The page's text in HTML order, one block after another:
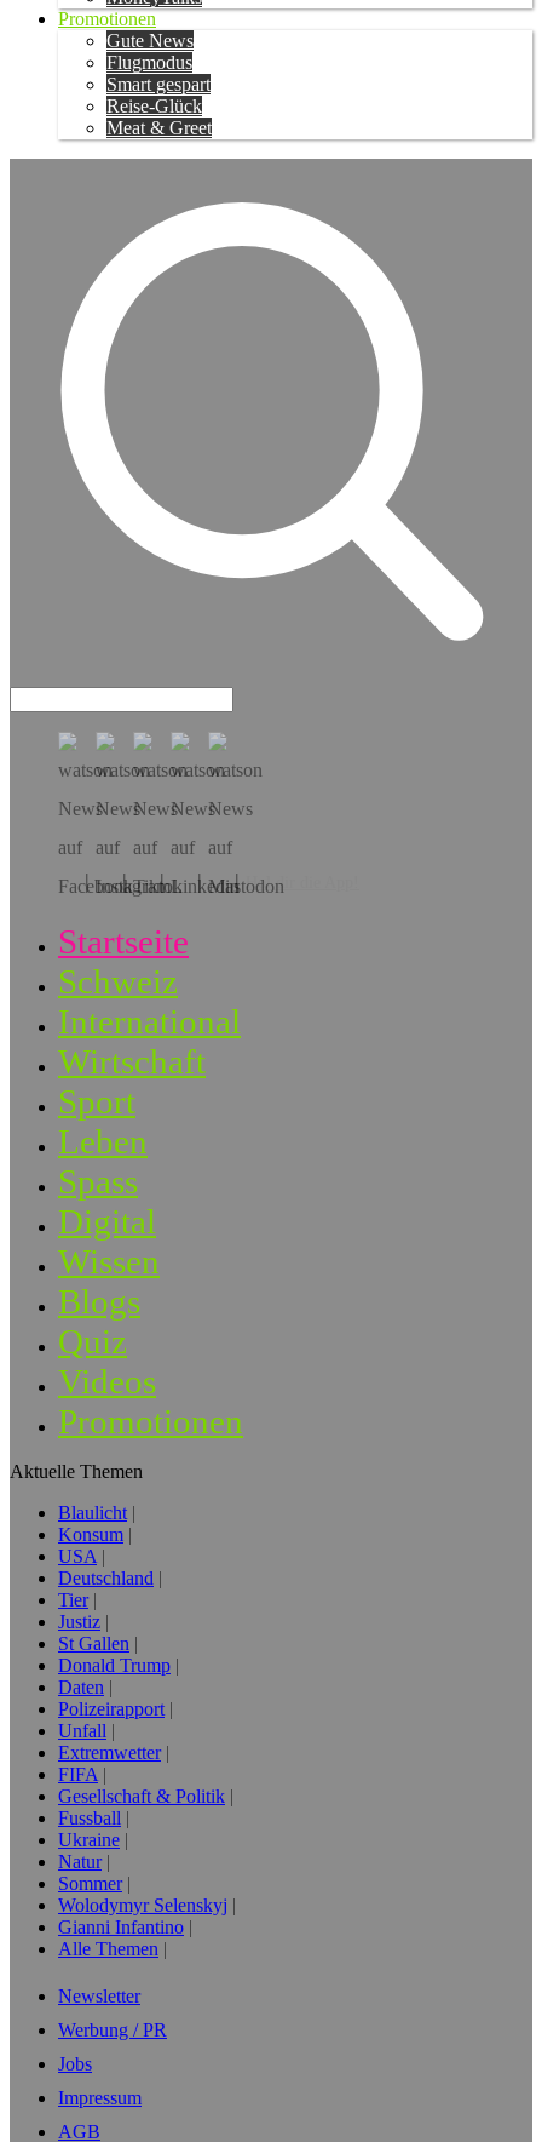
Promotionen
Gute News
Flugmodus
Smart gespart
Reise-Glück
Meat & Greet
Hol dir die App!
Startseite
Schweiz
International
Wirtschaft
Sport
Leben
Spass
Digital
Wissen
Blogs
Quiz
Videos
Promotionen
Aktuelle Themen
Blaulicht
Konsum
USA
Deutschland
Tier
Justiz
St Gallen
Donald Trump
Daten
Polizeirapport
Unfall
Extremwetter
FIFA
Gesellschaft & Politik
Fussball
Ukraine
Natur
Sommer
Wolodymyr Selenskyj
Gianni Infantino
Alle Themen
Newsletter
Werbung / PR
Jobs
Impressum
AGB